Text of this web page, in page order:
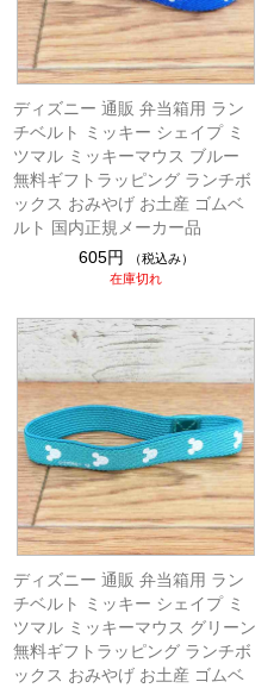
ディズニー 通販 弁当箱用 ラン
チベルト ミッキー シェイプ ミ
ツマル ミッキーマウス ブルー
無料ギフトラッピング ランチボ
ックス おみやげ お土産 ゴムベ
ルト 国内正規メーカー品
605円
（税込み）
在庫切れ
ディズニー 通販 弁当箱用 ラン
チベルト ミッキー シェイプ ミ
ツマル ミッキーマウス グリーン
無料ギフトラッピング ランチボ
ックス おみやげ お土産 ゴムベ